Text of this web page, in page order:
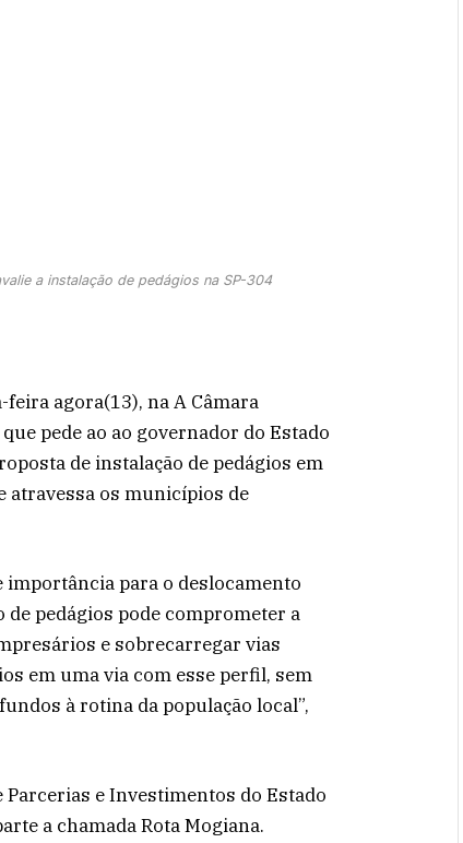
a instalação de pedágios na SP-304
agora(13), na A Câmara
pede ao ao governador do Estado
de instalação de pedágios em
atravessa os municípios de
para o deslocamento
pedágios pode comprometer a
e sobrecarregar vias
em uma via com esse perfil, sem
à rotina da população local”,
e Investimentos do Estado
a chamada Rota Mogiana.